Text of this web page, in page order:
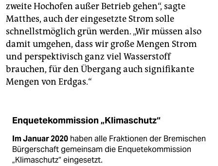
zweite Hochofen außer Betrieb gehen“, sagte
Matthes, auch der eingesetzte Strom solle
schnellstmöglich grün werden. „Wir müssen also
damit umgehen, dass wir große Mengen Strom
und perspektivisch ganz viel Wasserstoff
brauchen, für den Übergang auch signifikante
Mengen von Erdgas.“
Enquetekommission „Klimaschutz“
Im Januar 2020 haben alle Fraktionen der Bremischen
Bürgerschaft gemeinsam die Enquetekommission
„Klimaschutz“ eingesetzt.